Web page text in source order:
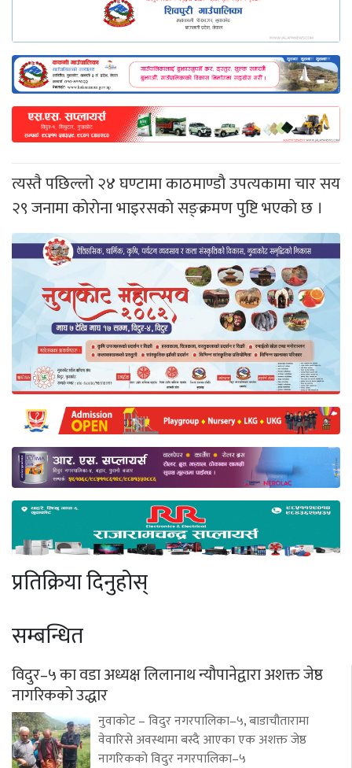
त्यस्तै पछिल्लाे २४ घण्टामा काठमाण्डाै उपत्यकामा चार सय
२९ जनामा काेराेना भाइरसकाे सङ्क्रमण पुष्टि भएकाे छ ।
प्रतिक्रिया दिनुहोस्
सम्बन्धित
विदुर–५ का वडा अध्यक्ष लिलानाथ न्यौपानेद्वारा अशक्त जेष्ठ
नागरिकको उद्धार
नुवाकोट – विदुर नगरपालिका–५, बाडाचौतारामा
वेवारिसे अवस्थामा बस्दै आएका एक अशक्त जेष्ठ
नागरिकको विदुर नगरपालिका–५